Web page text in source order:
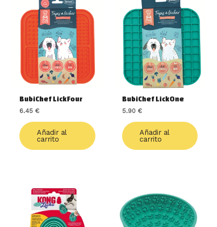
BubiChef LickFour
6.45 €
Añadir al
carrito
BubiChef LickOne
5.90 €
Añadir al
carrito